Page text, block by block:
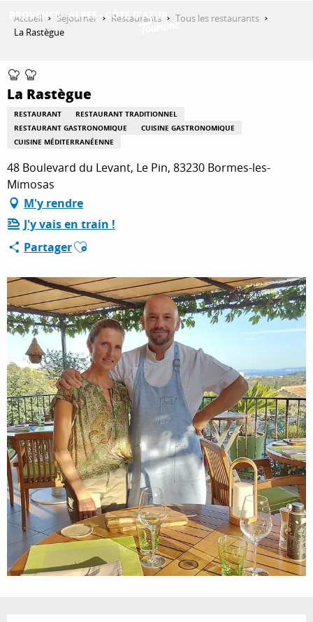
DÉCOUVRIR
QUE FAIRE ?
SÉJOURNER
ESPACE PRO
Accueil Séjourner Restaurants
Tous les restaurants
La Rastègue
La Rastègue
RESTAURANT
RESTAURANT TRADITIONNEL
RESTAURANT GASTRONOMIQUE
CUISINE GASTRONOMIQUE
CUISINE MÉDITERRANÉENNE
48 Boulevard du Levant, Le Pin, 83230 Bormes-les-
Mimosas
M'y rendre
J'y vais en train !
PartagerAjouter aux favoris